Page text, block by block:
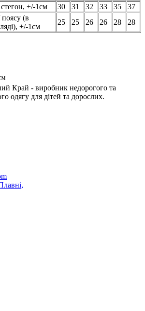
+/-1см
30 31 32 33 35
37
(в
+/-1см
25 25 26 26 28 28
Край - виробник недорогого та
одягу для дітей та дорослих.